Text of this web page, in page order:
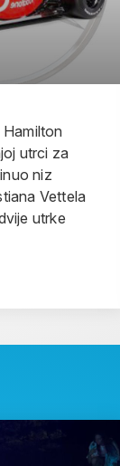
utrci za
niz
Vettela
utrke